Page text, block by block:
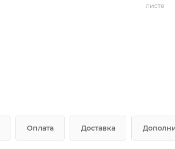
листе
Оплата Доставка